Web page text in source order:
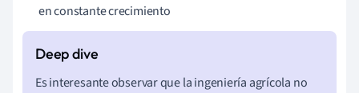
en constante crecimiento
Es interesante observar que la ingeniería agrícola no